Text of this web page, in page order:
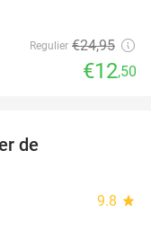
Regulier €24,95
€12,50
de
9.8 star